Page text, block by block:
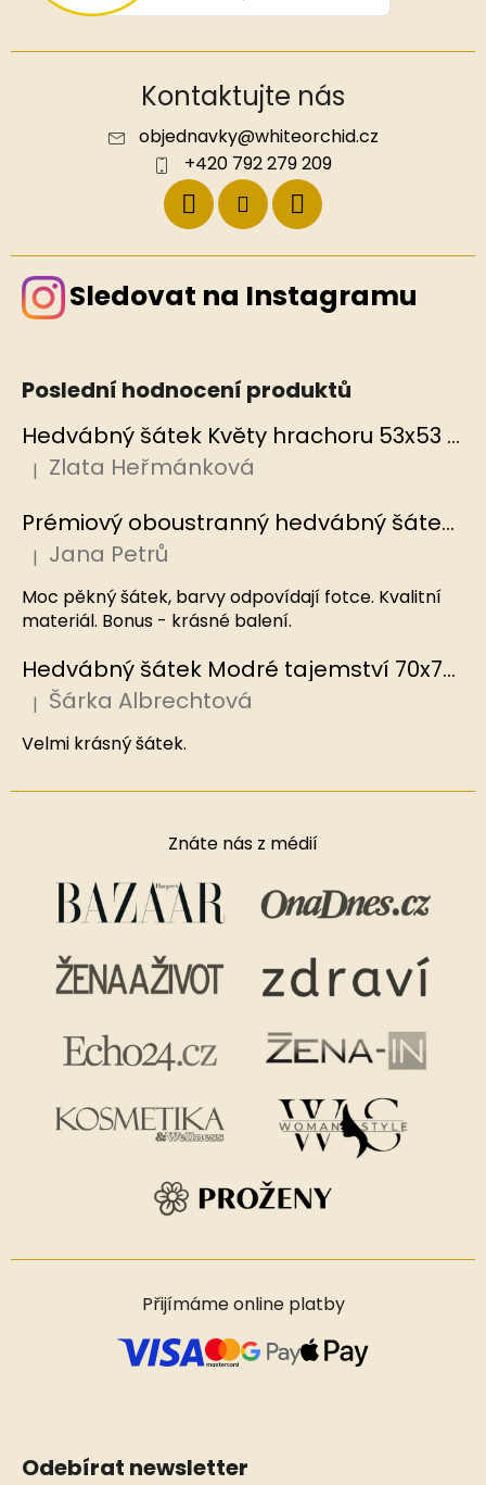
Kontaktujte nás
objednavky@whiteorchid.cz
+420 792 279 209
Sledovat na Instagramu
Poslední hodnocení produktů
Hedvábný šátek Květy hrachoru 53x53 cm v dárkovém balení, HEDVÁBNÝ SVĚT
Hodnocení produktu je 5 z 5 hvězdiček.
| Zlata Heřmánková
Prémiový oboustranný hedvábný šátek Mořský korál, MB
Hodnocení produktu je 5 z 5 hvězdiček.
| Jana Petrů
Moc pěkný šátek, barvy odpovídají fotce. Kvalitní
materiál. Bonus - krásné balení.
Hedvábný šátek Modré tajemství 70x70 cm v dárkovém balení, HEDVÁBNÝ SVĚT
Hodnocení produktu je 5 z 5 hvězdiček.
| Šárka Albrechtová
Velmi krásný šátek.
Znáte nás z médií
Přijímáme online platby
Odebírat newsletter